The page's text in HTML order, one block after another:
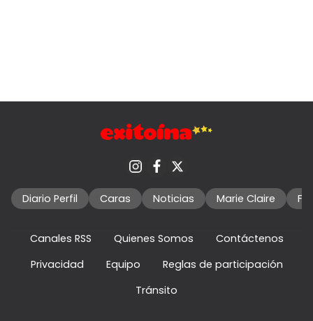
Diario Perfil Caras Noticias Marie Claire
Canales RSS Quienes Somos
Contáctenos
Privacidad
Equipo
Reglas de participación
Tránsito